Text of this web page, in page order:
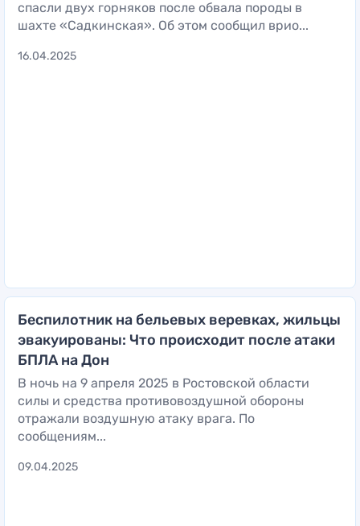
спасли двух горняков после обвала породы в
шахте «Садкинская». Об этом сообщил врио...
16.04.2025
Беспилотник на бельевых веревках, жильцы
эвакуированы: Что происходит после атаки
БПЛА на Дон
В ночь на 9 апреля 2025 в Ростовской области
силы и средства противовоздушной обороны
отражали воздушную атаку врага. По
сообщениям...
09.04.2025